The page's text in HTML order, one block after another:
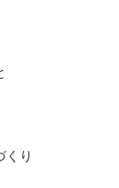
くり